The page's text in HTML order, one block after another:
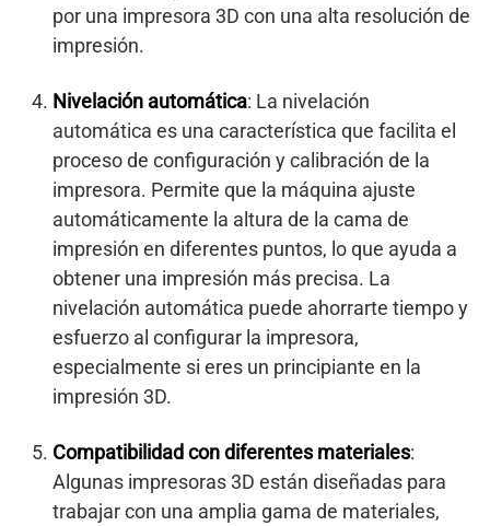
por una impresora 3D con una alta resolución de
impresión.
Nivelación automática: La nivelación
automática es una característica que facilita el
proceso de configuración y calibración de la
impresora. Permite que la máquina ajuste
automáticamente la altura de la cama de
impresión en diferentes puntos, lo que ayuda a
obtener una impresión más precisa. La
nivelación automática puede ahorrarte tiempo y
esfuerzo al configurar la impresora,
especialmente si eres un principiante en la
impresión 3D.
Compatibilidad con diferentes materiales:
Algunas impresoras 3D están diseñadas para
trabajar con una amplia gama de materiales,